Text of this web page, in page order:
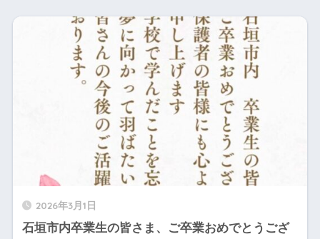
2026年3月1日
石垣市内卒業生の皆さま、ご卒業おめでとうござ